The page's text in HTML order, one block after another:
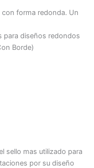
con forma redonda. Un
para diseños redondos
Borde)
sello mas utilizado para
por su diseño